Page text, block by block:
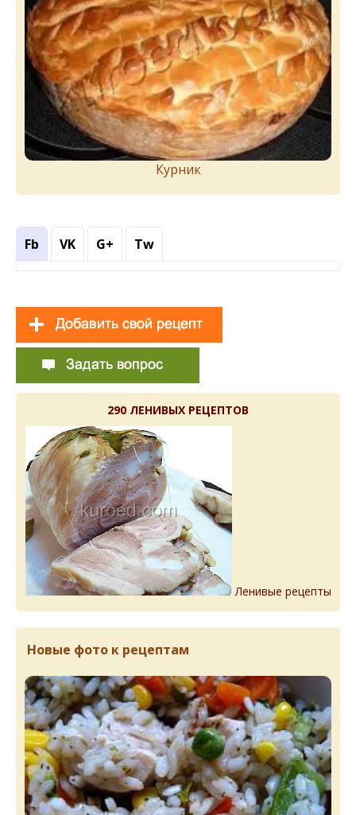
Курник
Fb VK G+ Tw
290 ЛЕНИВЫХ РЕЦЕПТОВ
Ленивые рецепты
Новые фото к рецептам